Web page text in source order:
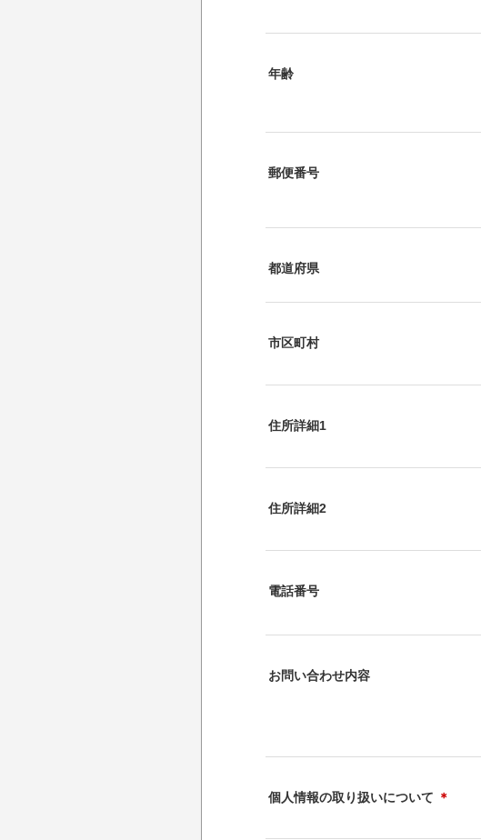
年齢
郵便番号
都道府県
市区町村
住所詳細1
住所詳細2
電話番号
お問い合わせ内容
個人情報の取り扱いについて ＊